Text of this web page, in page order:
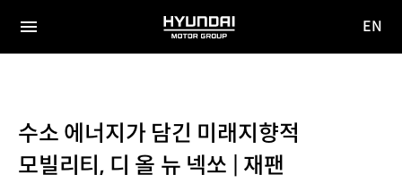
전체
HYUNDAI
MOTOR
EN
수소 에너지가 담긴 미래지향적
모빌리티, 디 올 뉴 넥쏘 | 재팬